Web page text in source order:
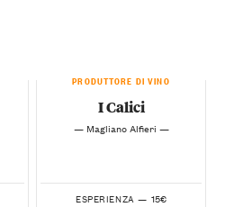
PRODUTTORE DI VINO
I Calici
— Magliano Alfieri —
ESPERIENZA — 15€